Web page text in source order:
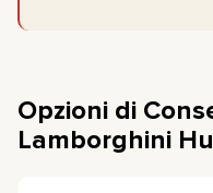
Opzioni di
Lamborghini